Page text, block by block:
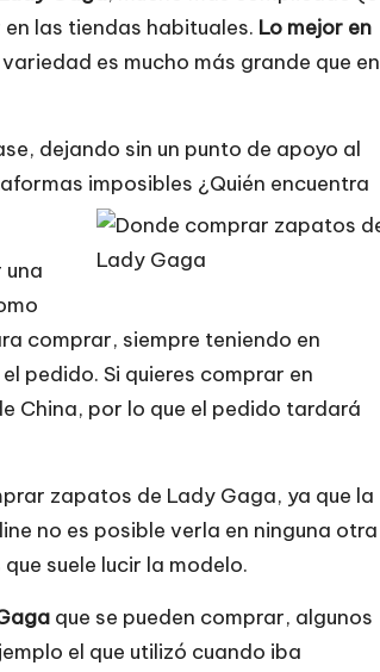
las tiendas habituales. Lo mejor en
es mucho más grande que en
dejando sin un punto de apoyo al
imposibles ¿Quién encuentra
una
comprar, siempre teniendo en
pedido. Si quieres comprar en
China, por lo que el pedido tardará
zapatos de Lady Gaga, ya que la
no es posible verla en ninguna otra
suele lucir la modelo.
que se pueden comprar, algunos
el que utilizó cuando iba